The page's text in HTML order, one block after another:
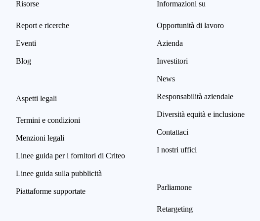
Risorse
Report e ricerche
Eventi
Blog
Aspetti legali
Termini e condizioni
Menzioni legali
Linee guida per i fornitori di Criteo
Linee guida sulla pubblicità
Piattaforme supportate
Informazioni su
Opportunità di lavoro
Azienda
Investitori
News
Responsabilità aziendale
Diversità equità e inclusione
Contattaci
I nostri uffici
Parliamone
Retargeting